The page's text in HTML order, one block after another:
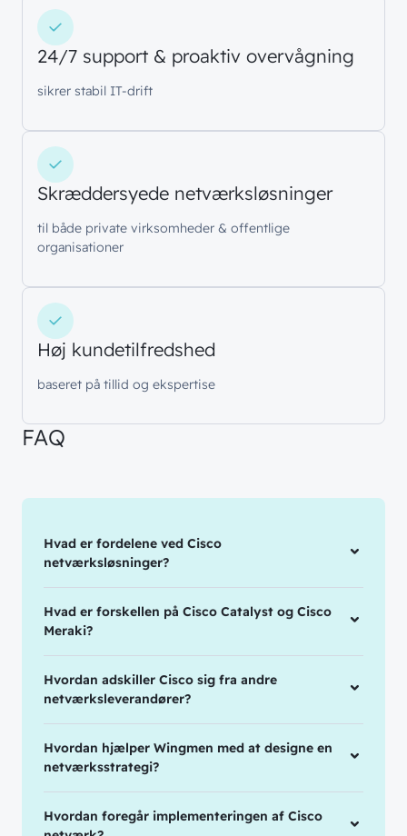
Hvad vi gør
Hvem vi er
Cases
Bliv inspireret
// LØSNINGER
Netværk
Splunk
Møderum
Kontaktcenter
Managed Services
Managed Security
Automatisering
// HVEM VI ER
// PART OF WINGMEN
Ledige stillinger
direkte i din inbox
24/7 support & proaktiv overvågning
sikrer stabil IT-drift
Skræddersyede netværksløsninger
til både private virksomheder & offentlige
organisationer
Høj kundetilfredshed
baseret på tillid og ekspertise
FAQ
Hvad er fordelene ved Cisco
netværksløsninger?
Hvad er forskellen på Cisco Catalyst og Cisco
Meraki?
Hvordan adskiller Cisco sig fra andre
netværksleverandører?
Hvordan hjælper Wingmen med at designe en
netværksstrategi?
Hvordan foregår implementeringen af Cisco